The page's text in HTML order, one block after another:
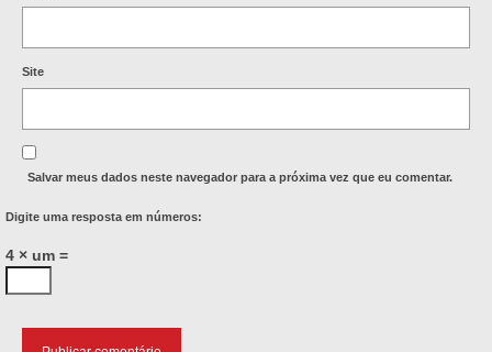
Site
Salvar meus dados neste navegador para a próxima vez que eu comentar.
Digite uma resposta em números:
4 × um =